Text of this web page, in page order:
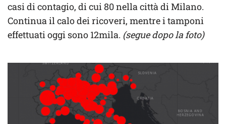
casi di contagio, di cui 80 nella città di Milano.
Continua il calo dei ricoveri, mentre i tamponi
effettuati oggi sono 12mila. (segue dopo la foto)